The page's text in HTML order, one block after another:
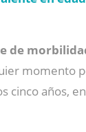
de
momento
cinco años,